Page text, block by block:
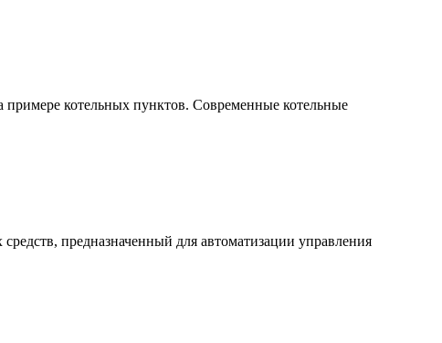
примере котельных пунктов. Современные котельные
предназначенный для автоматизации управления